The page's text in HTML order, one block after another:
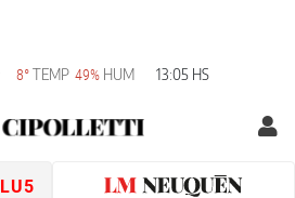
8° TEMP 49% HUM 13:05 HS
LU5